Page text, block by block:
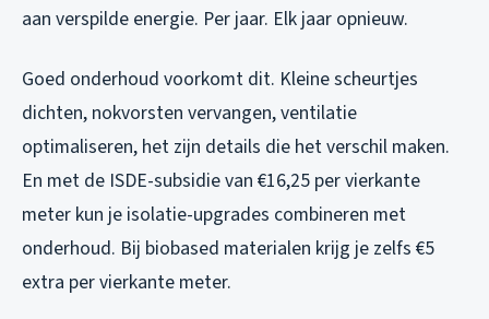
aan verspilde energie. Per jaar. Elk jaar opnieuw.
Goed onderhoud voorkomt dit. Kleine scheurtjes
dichten, nokvorsten vervangen, ventilatie
optimaliseren, het zijn details die het verschil maken.
En met de ISDE-subsidie van €16,25 per vierkante
meter kun je isolatie-upgrades combineren met
onderhoud. Bij biobased materialen krijg je zelfs €5
extra per vierkante meter.